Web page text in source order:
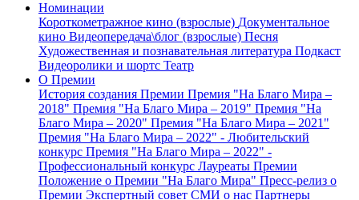
Номинации
Короткометражное кино (взрослые) Документальное
кино Видеопередача\блог (взрослые) Песня
Художественная и познавательная литература Подкаст
Видеоролики и шортс Театр
О Премии
История создания Премии Премия "На Благо Мира –
2018" Премия "На Благо Мира – 2019" Премия "На
Благо Мира – 2020" Премия "На Благо Мира – 2021"
Премия "На Благо Мира – 2022" - Любительский
конкурс Премия "На Благо Мира – 2022" -
Профессиональный конкурс Лауреаты Премии
Положение о Премии "На Благо Мира" Пресс-релиз о
Премии Экспертный совет СМИ о нас Партнеры